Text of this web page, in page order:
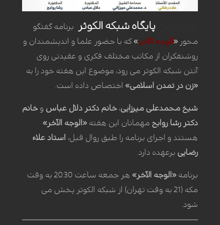
پایگاه شبکه الکوثر
برنامه گفتگو
محور «الوجه الآخر »که با حضور علما و اندیشمندان و
روشنفکران از مکاتب مختلف فکری و عقیدتی روی
آنتن شبکه الکوثر می رود، موضوع این هفته خود را به
«زن در تمدن اسلامی»اختصاص داده است.
شیخ محمدعلی میرزایی، خانم دکتر دلال عباس و خانم
دکتر رشا روابح مهمانان این هفته «الوجه الآخر»
هستند و اجرای برنامه را طبق روال قبل، استاد علاء
رضایی برعهده دارد.
برنامه «الوجه الآخر»
هر جمعه ساعت 20:30 به وقت
مکه (21 به وقت تهران) از شبکه الکوثر پخش می
شود.